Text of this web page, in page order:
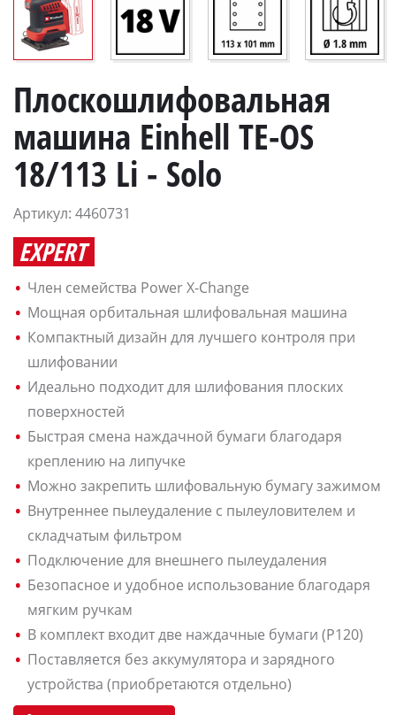
Плоскошлифовальная
машина Einhell TE-OS
18/113 Li - Solo
Артикул: 4460731
EXPERT
Член семейства Power X-Change
Мощная орбитальная шлифовальная машина
Компактный дизайн для лучшего контроля при
шлифовании
Идеально подходит для шлифования плоских
поверхностей
Быстрая смена наждачной бумаги благодаря
креплению на липучке
Можно закрепить шлифовальную бумагу зажимом
Внутреннее пылеудаление с пылеуловителем и
складчатым фильтром
Подключение для внешнего пылеудаления
Безопасное и удобное использование благодаря
мягким ручкам
В комплект входит две наждачные бумаги (P120)
Поставляется без аккумулятора и зарядного
устройства (приобретаются отдельно)